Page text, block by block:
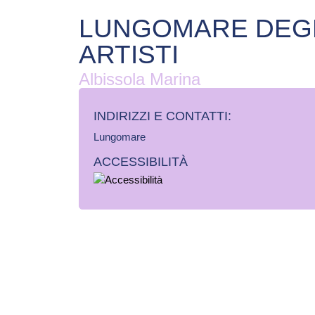
LUNGOMARE
ARTISTI
Albissola Marina
INDIRIZZI E CONTATTI:​
Lungomare
ACCESSIBILITÀ